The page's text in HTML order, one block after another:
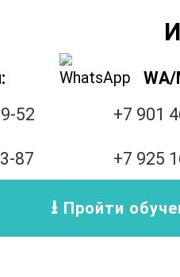
52
87
WA/
+7 901
+7 925
Пройти